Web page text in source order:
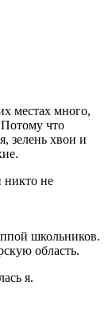
местах много,
что
зелень хвои и
школьников.
область.
я.